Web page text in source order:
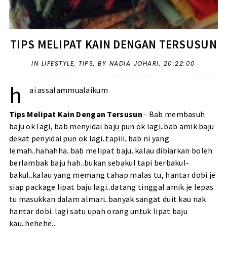
TIPS MELIPAT KAIN DENGAN TERSUSUN
IN LIFESTYLE, TIPS,BY NADIA JOHARI, 20:22:00
h ai assalammualaikum
Tips Melipat Kain Dengan Tersusun - Bab membasuh
baju ok lagi, bab menyidai baju pun ok lagi..bab amik baju
dekat penyidai pun ok lagi..tapiii..bab ni yang
lemah..hahahha..bab melipat baju..kalau dibiarkan boleh
berlambak baju hah..bukan sebakul tapi berbakul-
bakul..kalau yang memang tahap malas tu, hantar dobi je
siap package lipat baju lagi..datang tinggal amik je lepas
tu masukkan dalam almari..banyak sangat duit kau nak
hantar dobi..lagi satu upah orang untuk lipat baju
kau..hehehe..